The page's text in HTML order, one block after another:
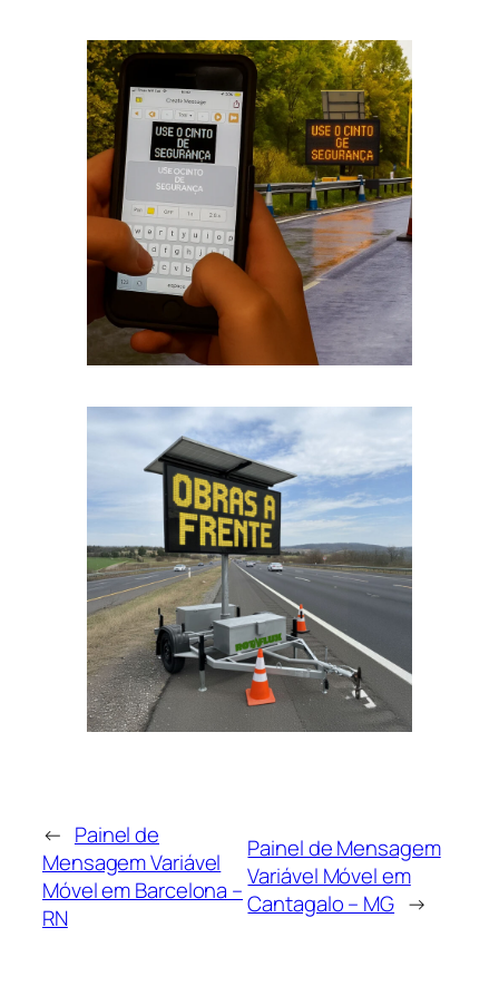
← Painel de
Mensagem Variável
Móvel em Barcelona –
RN
Painel de Mensagem
Variável Móvel em
Cantagalo – MG →